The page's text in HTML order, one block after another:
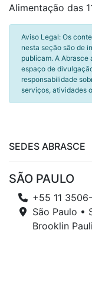
Alimentação das
Aviso Legal: Os
nesta seção são de
publicam. A
espaço de
responsabilidade
serviços, atividades
SEDES ABRASCE
SÃO PAULO
+55 11
São Paulo •
Brooklin